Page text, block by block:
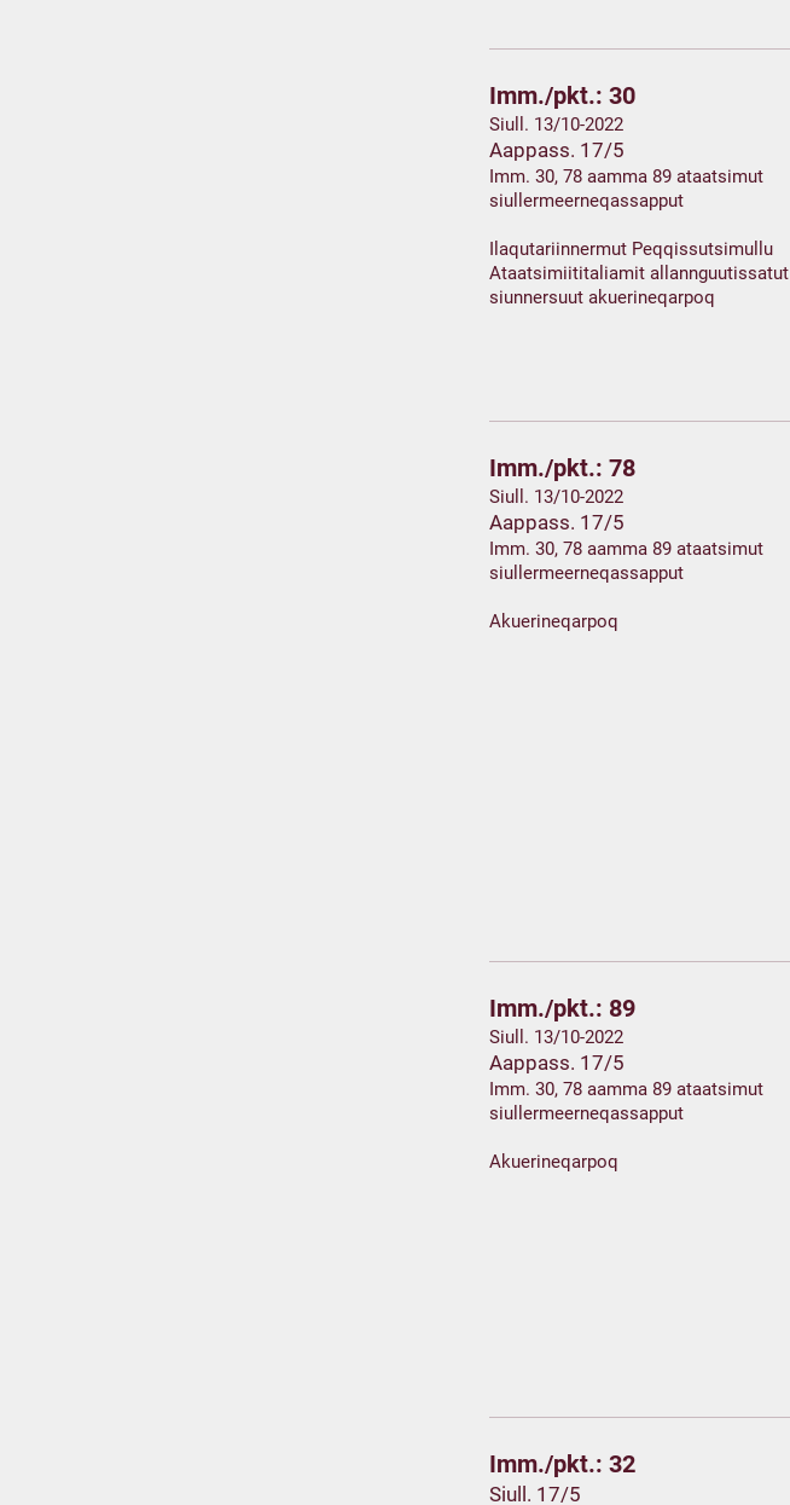
Imm./pkt.: 30
Siull. 13/10-2022
Aappass. 17/5
Imm. 30, 78 aamma 89 ataatsimut
siullermeerneqassapput
Ilaqutariinnermut Peqqissutsimullu
Ataatsimiititaliamit allannguutissatut
siunnersuut akuerineqarpoq
Imm./pkt.: 78
Siull. 13/10-2022
Aappass. 17/5
Imm. 30, 78 aamma 89 ataatsimut
siullermeerneqassapput
Akuerineqarpoq
Imm./pkt.: 89
Siull. 13/10-2022
Aappass. 17/5
Imm. 30, 78 aamma 89 ataatsimut
siullermeerneqassapput
Akuerineqarpoq
Imm./pkt.: 32
Siull. 17/5